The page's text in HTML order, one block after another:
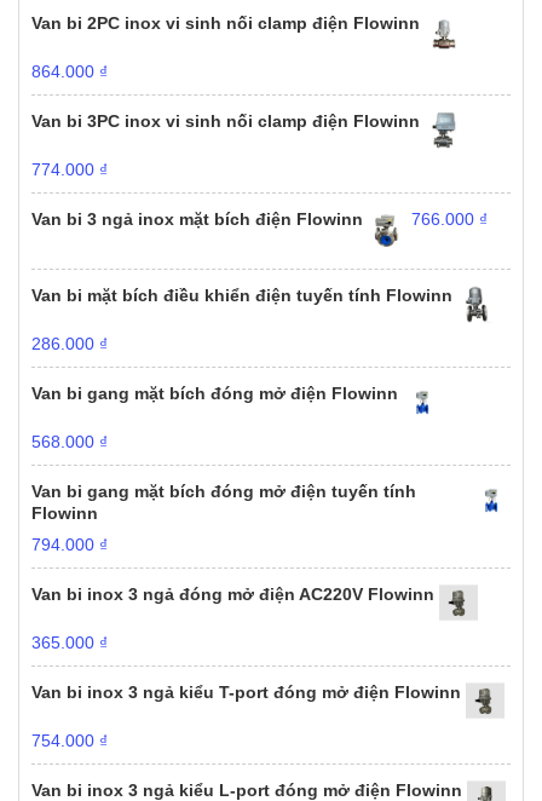
Van bi 2PC inox vi sinh nối clamp điện Flowinn
864.000 ₫
Van bi 3PC inox vi sinh nối clamp điện Flowinn
774.000 ₫
Van bi 3 ngả inox mặt bích điện Flowinn 766.000 ₫
Van bi mặt bích điều khiển điện tuyến tính Flowinn
286.000 ₫
Van bi gang mặt bích đóng mở điện Flowinn
568.000 ₫
Van bi gang mặt bích đóng mở điện tuyến tính
Flowinn
794.000 ₫
Van bi inox 3 ngả đóng mở điện AC220V Flowinn
365.000 ₫
Van bi inox 3 ngả kiểu T-port đóng mở điện Flowinn
754.000 ₫
Van bi inox 3 ngả kiểu L-port đóng mở điện Flowinn